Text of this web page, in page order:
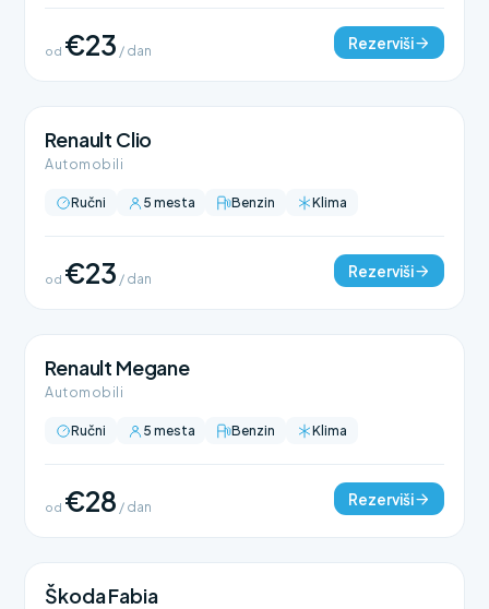
od €23 / dan Rezerviši
Renault Clio
Automobili
Ručni 5 mesta Benzin Klima
od €23 / dan Rezerviši
Renault Megane
Automobili
Ručni 5 mesta Benzin Klima
od €28 / dan Rezerviši
Škoda Fabia